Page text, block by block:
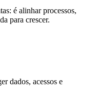
é alinhar processos,
para crescer.
dados, acessos e